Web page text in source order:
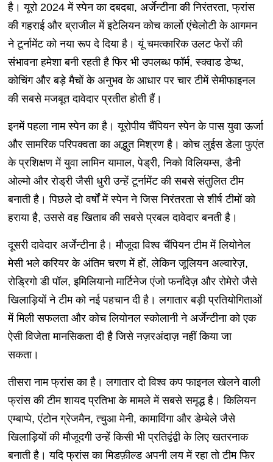
है। यूरो 2024 में स्पेन का दबदबा, अर्जेन्टीना की निरंतरता, फ्रांस
की गहराई और ब्राजील में इटेलियन कोच कार्लो एंचेलोटी के आगमन
ने टूर्नामेंट को नया रूप दे दिया है। यूं चमत्कारिक उलट फेरों की
संभावना हमेशा बनी रहती है फिर भी उपलब्ध फॉर्म, स्क्वाड डेप्थ,
कोचिंग और बड़े मैचों के अनुभव के आधार पर चार टीमें सेमीफाइनल
की सबसे मजबूत दावेदार प्रतीत होती हैं।
इनमें पहला नाम स्पेन का है। यूरोपीय चैंपियन स्पेन के पास युवा ऊर्जा
और सामरिक परिपक्वता का अद्भुत मिश्रण है। कोच लुईस डेला फुएंत
के प्रशिक्षण में युवा लामिन यामाल, पेड्री, निको विलियम्स, डैनी
ओल्मो और रोड्री जैसी धुरी उन्हें टूर्नामेंट की सबसे संतुलित टीम
बनाती है। पिछले दो वर्षों में स्पेन ने जिस निरंतरता से शीर्ष टीमों को
हराया है, उससे वह खिताब की सबसे प्रबल दावेदार बनती है।
दूसरी दावेदार अर्जेन्टीना है। मौजूदा विश्व चैंपियन टीम में लियोनेल
मेसी भले करियर के अंतिम चरण में हों, लेकिन जूलियन अल्वारेज़,
रोड्रिगो डी पॉल, इमिलियानो मार्टिनेज एंजो फर्नांदेज़ और रोमेरो जैसे
खिलाड़ियों ने टीम को नई पहचान दी है। लगातार बड़ी प्रतियोगिताओं
में मिली सफलता और कोच लियोनल स्कोलानी ने अर्जेन्टीना को एक
ऐसी विजेता मानसिकता दी है जिसे नज़रअंदाज़ नहीं किया जा
सकता।
तीसरा नाम फ्रांस का है। लगातार दो विश्व कप फाइनल खेलने वाली
फ्रांस की टीम शायद प्रतिभा के मामले में सबसे समृद्ध है। किलियन
एम्बाप्पे, एंटोन ग्रेजमैन, त्चुआ मेनी, कामाविंगा और डेम्बेले जैसे
खिलाड़ियों की मौजूदगी उन्हें किसी भी प्रतिद्वंद्वी के लिए खतरनाक
बनाती है। यदि फ्रांस का मिडफ़ील्ड अपनी लय में रहा तो टीम फिर